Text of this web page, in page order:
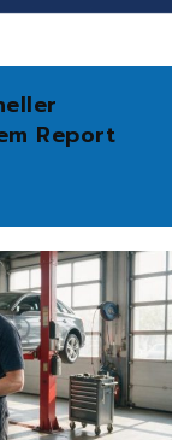
Report